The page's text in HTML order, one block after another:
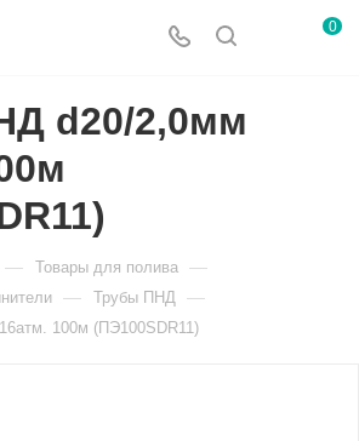
0
d20/2,0мм
— Товары для полива —
— Трубы ПНД —
100м (ПЭ100SDR11)